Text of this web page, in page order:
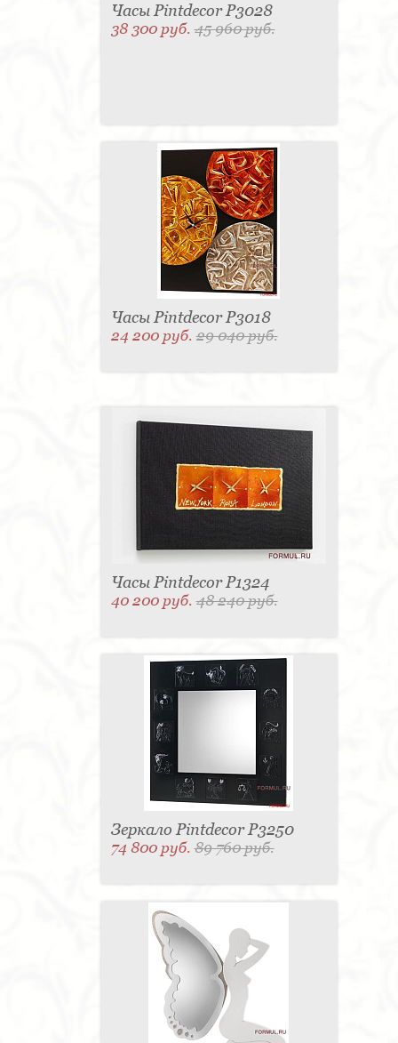
Часы Pintdecor P3028
38 300 руб.45 960 руб.
Часы Pintdecor P3018
24 200 руб.29 040 руб.
Часы Pintdecor P1324
40 200 руб.48 240 руб.
Зеркало Pintdecor P3250
74 800 руб.89 760 руб.